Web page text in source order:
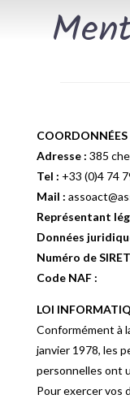
COORDONNÉES
Adresse : 385
Tel : +33 (0)4 74
Mail :
Représentant
Données
Numéro de
Code NAF :
LOI
Conformément à
janvier 1978, les
personnelles ont
Pour exercer vos